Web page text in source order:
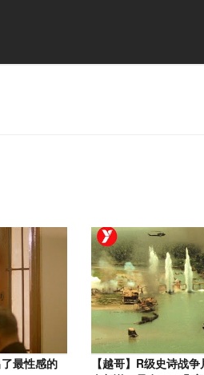
最性感的
【越哥】R级史诗战